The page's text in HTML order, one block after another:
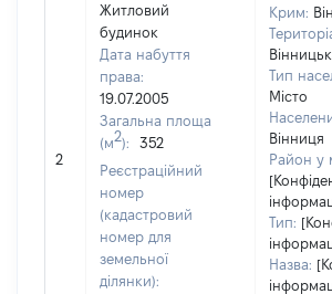
2
Житловий
будинок
Дата набуття
права:
19.07.2005
Загальна площа
(м2):
352
Реєстраційний
номер
(кадастровий
номер для
земельної
ділянки):
Крим:
Тип
Місто
Вінниця
Район у
Тип:
Назва: